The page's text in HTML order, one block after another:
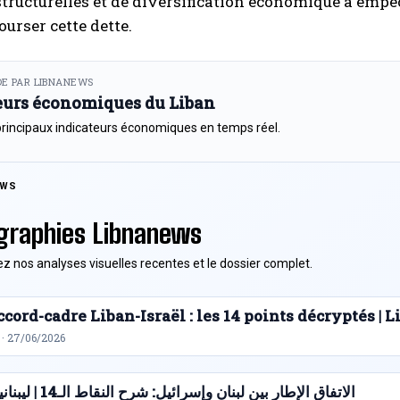
cette dette.
PAR LIBNANEWS
économiques du Liban
indicateurs économiques en temps réel.
Libnanews
nos analyses visuelles recentes et le dossier complet.
cadre Liban-Israël : les 14 points décryptés |
27/06/2026
الاتفاق الإطار بين لبنان وإسرائيل: شرح النقاط الـ14 | ليبنانيوز